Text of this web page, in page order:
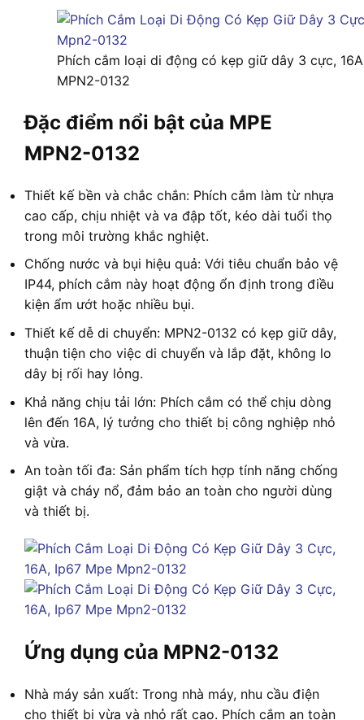
Phích cắm loại di động có kẹp giữ dây 3 cực,
MPN2-0132
Đặc điểm nổi bật của MPE
MPN2-0132
Thiết kế bền và chắc chắn: Phích cắm làm từ nhựa
cao cấp, chịu nhiệt và va đập tốt, kéo dài tuổi thọ
trong môi trường khắc nghiệt.
Chống nước và bụi hiệu quả: Với tiêu chuẩn bảo vệ
IP44, phích cắm này hoạt động ổn định trong điều
kiện ẩm ướt hoặc nhiều bụi.
Thiết kế dễ di chuyển: MPN2-0132 có kẹp giữ dây,
thuận tiện cho việc di chuyển và lắp đặt, không lo
dây bị rối hay lỏng.
Khả năng chịu tải lớn: Phích cắm có thể chịu dòng
lên đến 16A, lý tưởng cho thiết bị công nghiệp nhỏ
và vừa.
An toàn tối đa: Sản phẩm tích hợp tính năng chống
giật và cháy nổ, đảm bảo an toàn cho người dùng
và thiết bị.
Ứng dụng của MPN2-0132
Nhà máy sản xuất: Trong nhà máy, nhu cầu điện
cho thiết bị vừa và nhỏ rất cao. Phích cắm an toàn